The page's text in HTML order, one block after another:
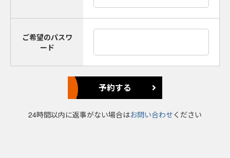
ご希望のパスワ
ード
24時間以内に返事がない場合はお問い合わせ ください